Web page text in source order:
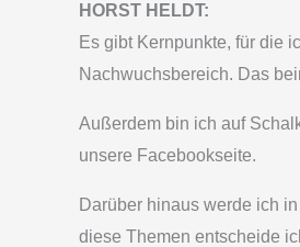
HORST HELDT:
Es gibt Kernpunkte, für die
Nachwuchsbereich. Das
Außerdem bin ich auf
unsere Facebookseite.
Darüber hinaus werde ich
diese Themen entscheide